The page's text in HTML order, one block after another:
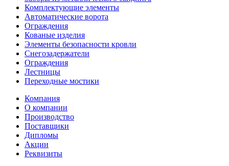
Комплектующие элементы
Автоматические ворота
Ограждения
Кованые изделия
Элементы безопасности кровли
Снегозадержатели
Ограждения
Лестницы
Переходные мостики
Компания
О компании
Производство
Поставщики
Дипломы
Акции
Реквизиты